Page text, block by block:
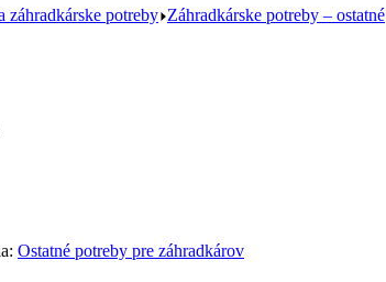
záhradkárske potreby Záhradkárske potreby – ostatné
Ostatné potreby pre záhradkárov